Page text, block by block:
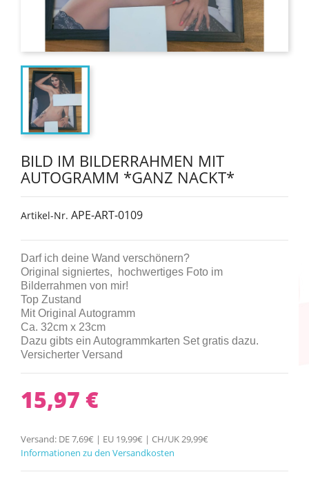
BILD IM BILDERRAHMEN MIT
AUTOGRAMM *GANZ NACKT*
Artikel-Nr. APE-ART-0109
Darf ich deine Wand verschönern?
Original signiertes, hochwertiges Foto im
Bilderrahmen von mir!
Top Zustand
Mit Original Autogramm
Ca. 32cm x 23cm
Dazu gibts ein Autogrammkarten Set gratis dazu.
Versicherter Versand
15,97 €
Versand: DE 7,69€ | EU 19,99€ | CH/UK 29,99€
Informationen zu den Versandkosten